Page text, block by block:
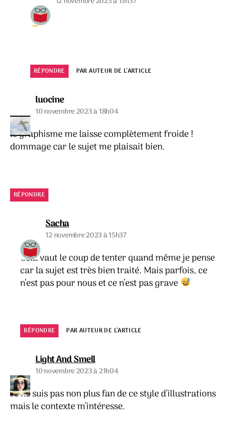
RÉPONDRE PAR AUTEUR DE L’ARTICLE
luocinedit :
10 novembre 2023 à 18h04
le graphisme me laisse complètement froide !
dommage car le sujet me plaisait bien.
RÉPONDRE
Sachadit :
12 novembre 2023 à 15h37
Cela vaut le coup de tenter quand même je pense
car la sujet est très bien traité. Mais parfois, ce
n’est pas pour nous et ce n’est pas grave
RÉPONDRE PAR AUTEUR DE L’ARTICLE
Light And Smelldit :
10 novembre 2023 à 21h04
Je ne suis pas non plus fan de ce style d’illustrations
mais le contexte m’intéresse.